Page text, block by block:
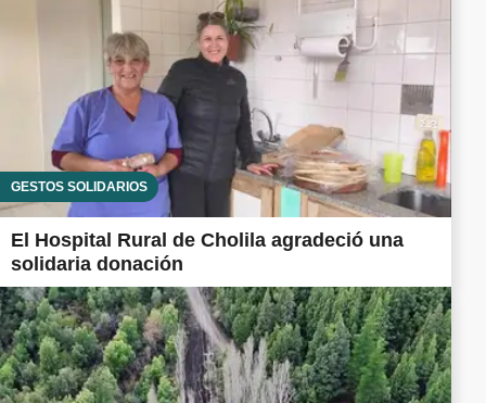
GESTOS SOLIDARIOS
El Hospital Rural de Cholila agradeció una
solidaria donación